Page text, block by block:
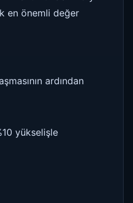
en önemli değer
ardından
yükselişle